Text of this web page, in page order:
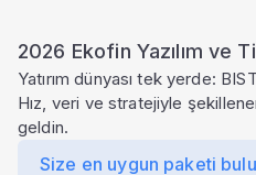
2026 Ekofin Yazılım ve
Yatırım dünyası tek yerde:
Hız, veri ve stratejiyle
geldin.
Size en uygun paketi